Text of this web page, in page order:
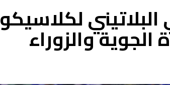
لكلاسيكو
الجوية والزوراء